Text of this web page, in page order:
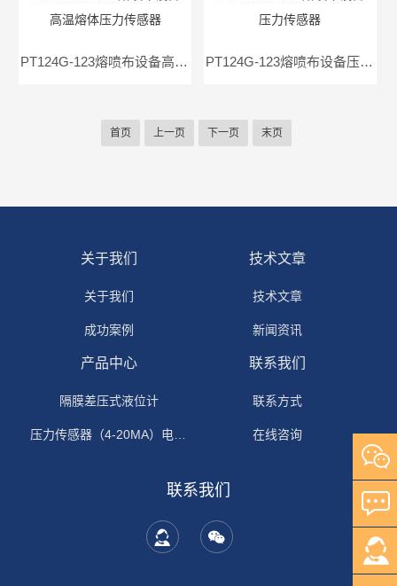
PT124G-123熔喷布设备高温熔体压力传感器 PT124G-123熔喷布设备压力传感器
首页 上一页 下一页 末页
关于我们
关于我们
成功案例
技术文章
技术文章
新闻资讯
产品中心
隔膜差压式液位计
压力传感器（4-20MA）电流输出
联系我们
联系方式
在线咨询
联系我们